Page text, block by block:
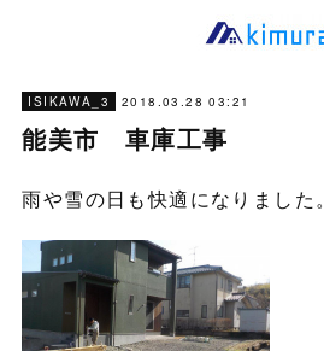
ISIKAWA_3 2018.03.28 03:21
能美市 車庫工事
雨や雪の日も快適になりました。